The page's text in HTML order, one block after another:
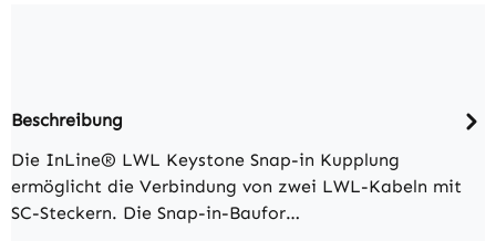
Beschreibung
Die InLine® LWL Keystone Snap-in Kupplung
ermöglicht die Verbindung von zwei LWL-Kabeln mit
SC-Steckern. Die Snap-in-Baufor…